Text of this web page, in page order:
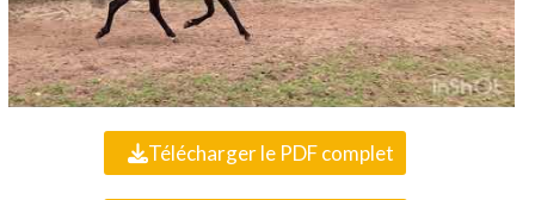
Télécharger le PDF complet